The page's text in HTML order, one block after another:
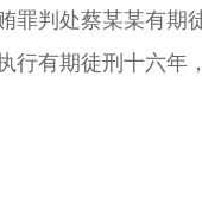
罪判处蔡某某有期
行有期徒刑十六年